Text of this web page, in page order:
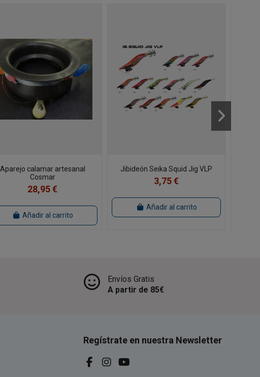
Aparejo calamar artesanal
Cosmar
28,95 €
Añadir al carrito
Jibideón Seika Squid Jig VLP
3,75 €
Añadir al carrito
Envíos Gratis
A partir de 85€
Regístrate en nuestra Newsletter